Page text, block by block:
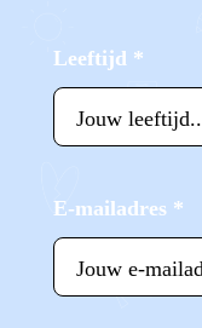
Leeftijd *
E-mailadres *